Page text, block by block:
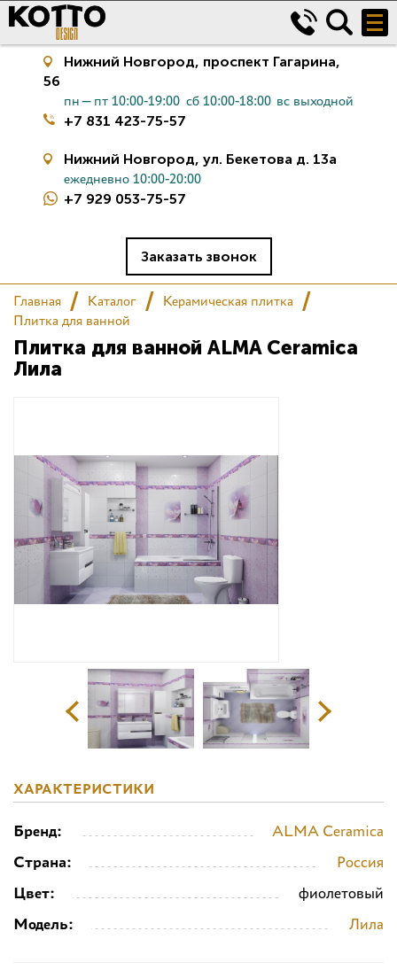
Керамическая плитка
Салон
Сертификаты
Контакты
Нижний Новгород, проспект Гагарина,
56
пн—пт 10:00-19:00 сб 10:00-18:00 вс выходной
+7 831 423-75-57
Нижний Новгород, ул. Бекетова д. 13а
ежедневно 10:00-20:00
+7 929 053-75-57
Заказать звонок
Главная Каталог
Керамическая плитка
Плитка для ванной
Плитка для ванной ALMA Ceramica
Лила
ХАРАКТЕРИСТИКИ
Бренд:
ALMA Ceramica
Страна:
Россия
Цвет:
фиолетовый
Модель:
Лила